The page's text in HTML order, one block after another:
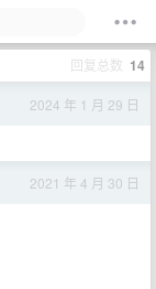
回复总数 14
2024 年 1 月 29 日
2021 年 4 月 30 日